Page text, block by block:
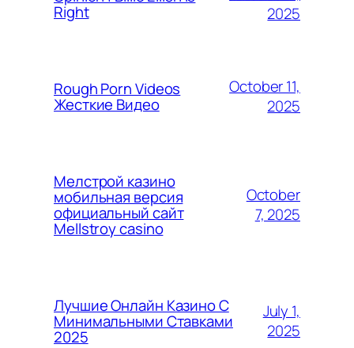
Right
2025
Rough Porn Videos
Жесткие Видео
October 11,
2025
Мелстрой казино
мобильная версия
официальный сайт
Mellstroy casino
October
7, 2025
Лучшие Онлайн Казино С
Минимальными Ставками
2025
July 1,
2025